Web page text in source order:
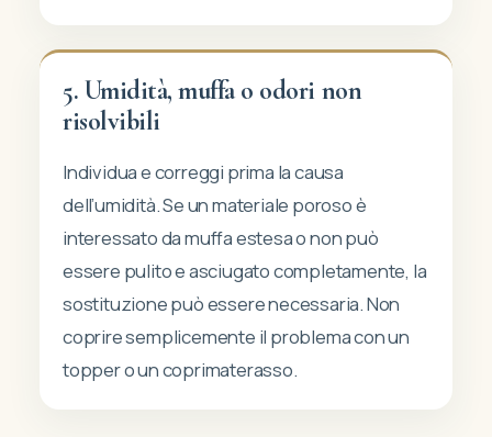
5. Umidità, muffa o odori non
risolvibili
Individua e correggi prima la causa
dell’umidità. Se un materiale poroso è
interessato da muffa estesa o non può
essere pulito e asciugato completamente, la
sostituzione può essere necessaria. Non
coprire semplicemente il problema con un
topper o un coprimaterasso.